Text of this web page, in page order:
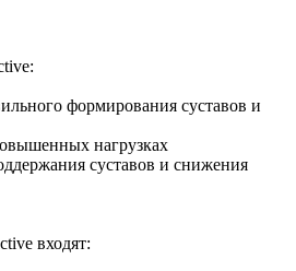
формирования суставов и
нагрузках
суставов и снижения
входят: